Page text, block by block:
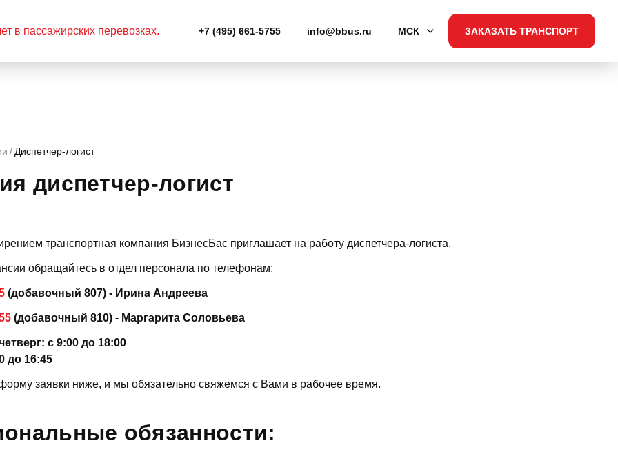
+7 (495) 661-5755 info@bbus.ru МСК ЗАКАЗАТЬ ТРАНСПОРТ
Диспетчер-логист
диспетчер-логист
транспортная компания БизнесБас приглашает на работу диспетчера-логиста.
обращайтесь в отдел персонала по телефонам:
(добавочный 807) - Ирина Андреева
(добавочный 810) - Маргарита Соловьева
с 9:00 до 18:00
до 16:45
заявки ниже, и мы обязательно свяжемся с Вами в рабочее время.
обязанности: